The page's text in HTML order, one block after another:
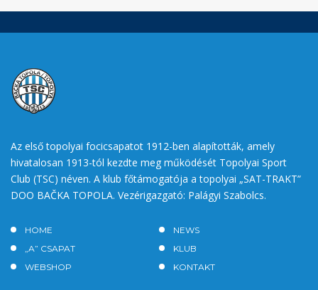
Az első topolyai focicsapatot 1912-ben alapították, amely
hivatalosan 1913-tól kezdte meg működését Topolyai Sport
Club (TSC) néven. A klub főtámogatója a topolyai „SAT-TRAKT”
DOO BAČKA TOPOLA. Vezérigazgató: Palágyi Szabolcs.
HOME
NEWS
„A” CSAPAT
KLUB
WEBSHOP
KONTAKT